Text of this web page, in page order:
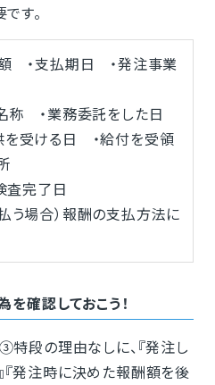
す。
・支払期日 ・発注事業
称 ・業務委託をした日
を受ける日 ・給付を受領
査完了日
う場合）報酬の支払方法に
確認しておこう！
段の理由なしに、『発注し
発注時に決めた報酬額を後